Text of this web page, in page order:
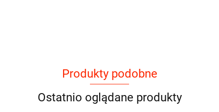
Produkty podobne
Ostatnio oglądane produkty